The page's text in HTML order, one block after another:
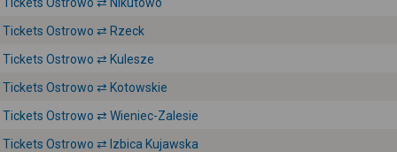
Tickets Ostrowo ⇄ Rzeck
Tickets Ostrowo ⇄ Kulesze
Tickets Ostrowo ⇄ Kotowskie
Tickets Ostrowo ⇄ Wieniec-Zalesie
Tickets Ostrowo ⇄ Izbica Kujawska